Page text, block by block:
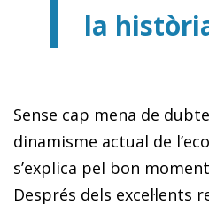
la
Sense cap mena de
dinamisme actual de
s’explica pel bon
Després dels excel·lents